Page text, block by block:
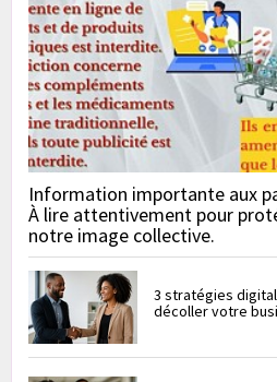
Information importante aux
À lire attentivement pour
notre image collective.
3 stratégies
décoller votre